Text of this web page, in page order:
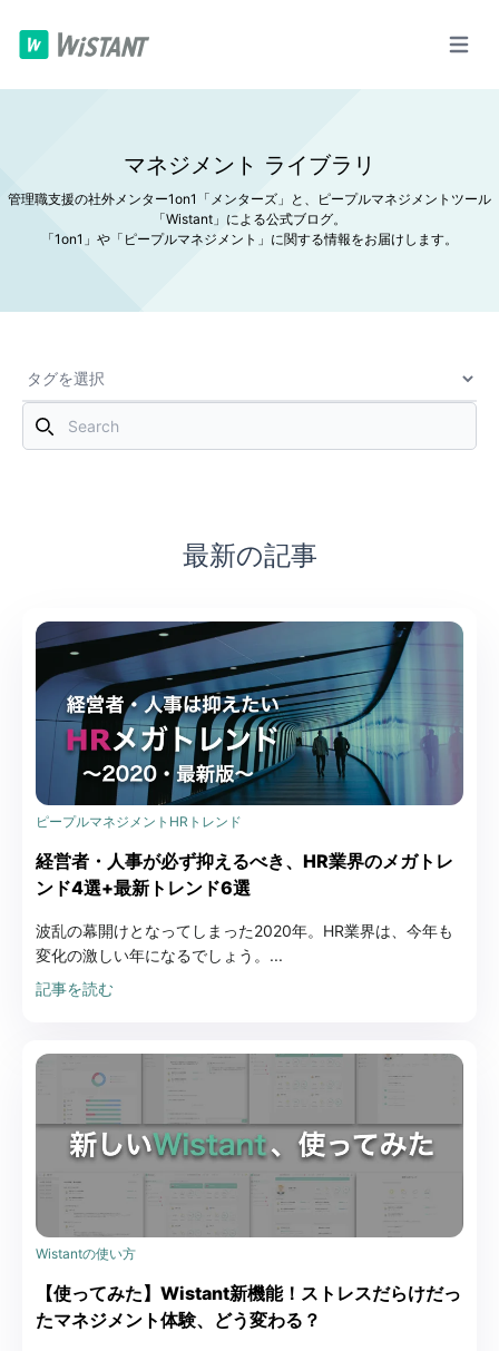
マネジメント ライブラリ
管理職支援の社外メンター1on1「メンターズ」と、ピープルマネジメントツール
「Wistant」による公式ブログ。
「1on1」や「ピープルマネジメント」に関する情報をお届けします。
最新の記事
ピープルマネジメント HRトレンド
経営者・人事が必ず抑えるべき、HR業界のメガトレ
ンド4選+最新トレンド6選
波乱の幕開けとなってしまった2020年。HR業界は、今年も
変化の激しい年になるでしょう。...
記事を読む
Wistantの使い方
【使ってみた】Wistant新機能！ストレスだらけだっ
たマネジメント体験、どう変わる？